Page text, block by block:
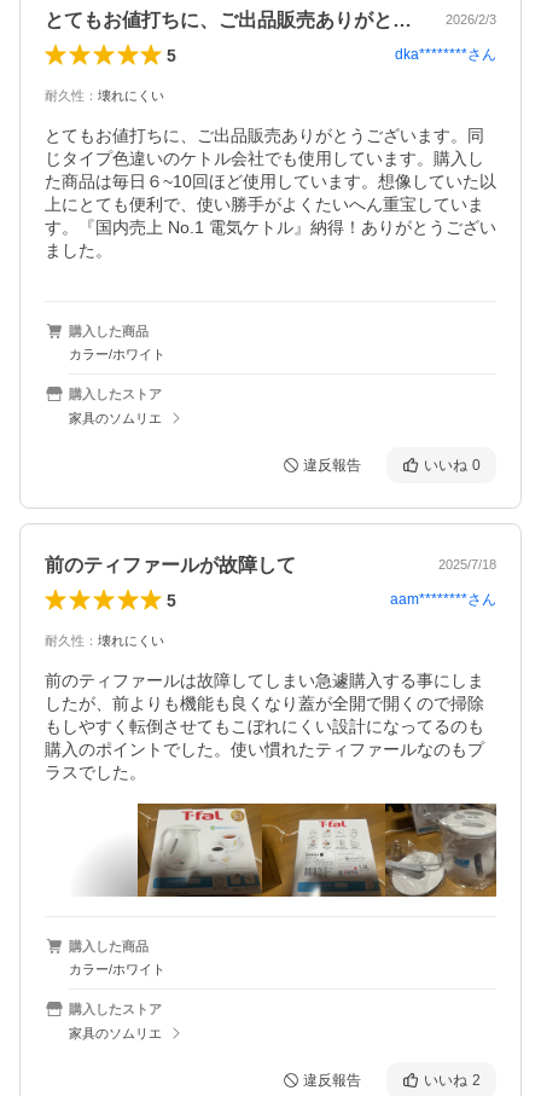
とてもお値打ちに、ご出品販売ありがとう… 2026/2/3
5 dka********さん
耐久性 ： 壊れにくい
とてもお値打ちに、ご出品販売ありがとうございます。同
じタイプ色違いのケトル会社でも使用しています。購入し
た商品は毎日６~10回ほど使用しています。想像していた以
上にとても便利で、使い勝手がよくたいへん重宝していま
す。『国内売上 No.1 電気ケトル』納得！ありがとうござい
ました。
購入した商品
カラー/ホワイト
購入したストア
家具のソムリエ
違反報告 いいね 0
前のティファールが故障して 2025/7/18
5 aam********さん
耐久性 ： 壊れにくい
前のティファールは故障してしまい急遽購入する事にしま
したが、前よりも機能も良くなり蓋が全開で開くので掃除
もしやすく転倒させてもこぼれにくい設計になってるのも
購入のポイントでした。使い慣れたティファールなのもプ
ラスでした。
購入した商品
カラー/ホワイト
購入したストア
家具のソムリエ
違反報告 いいね 2